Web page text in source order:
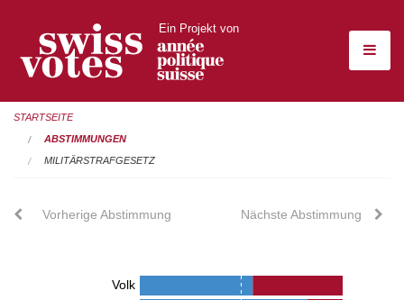
Ein Projekt von
STARTSEITE
ABSTIMMUNGEN
MILITÄRSTRAFGESETZ
Vorherige Abstimmung Nächste Abstimmung
Volk